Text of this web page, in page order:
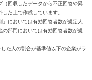
回収したデータから不正回答や異
た上で作成しています。
においては有効回答者数が規定人
部門においては有効回答者数が規
た人の割合が基準値以下の企業がラ